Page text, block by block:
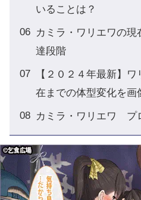
いることは？
カミラ・ワリエワの
達段階
【２０２４年最新】
在までの体型変化を画
カミラ・ワリエワ プ